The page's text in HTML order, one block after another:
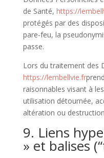
de Santé, https://
protégés par des
pare-feu, la
passe.
Lors du traitement des
https://lembellvie.fr
raisonnables visant à
utilisation détournée,
altération ou
9. Liens
» et balises